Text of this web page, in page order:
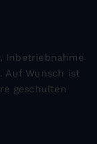
Inbetriebnahme
Auf Wunsch ist
geschulten